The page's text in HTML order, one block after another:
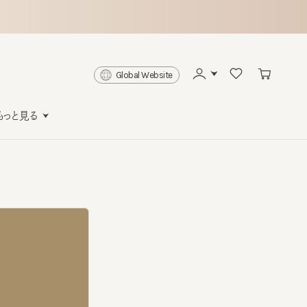
Global Website
る